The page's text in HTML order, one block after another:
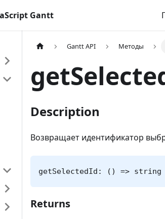
Gantt
Gantt API Методы
Description
Возвращает идентификатор
getSelectedId: () => string
Returns